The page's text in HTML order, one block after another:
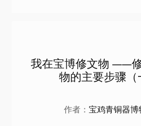
我在宝博修文物 ——
物的主要步骤（
作者： 宝鸡青铜器博